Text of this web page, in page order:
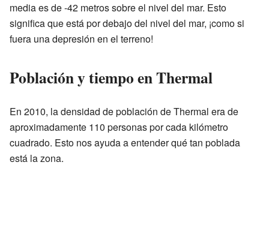
media es de -42 metros sobre el nivel del mar. Esto
significa que está por debajo del nivel del mar, ¡como si
fuera una depresión en el terreno!
Población y tiempo en Thermal
En 2010, la densidad de población de Thermal era de
aproximadamente 110 personas por cada kilómetro
cuadrado. Esto nos ayuda a entender qué tan poblada
está la zona.